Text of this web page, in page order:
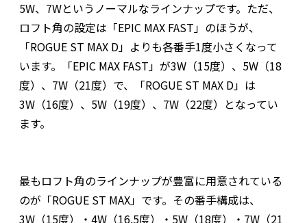
5W、7Wというノーマルなラインナップです。ただ、
ロフト角の設定は「EPIC MAX FAST」のほうが、
「ROGUE ST MAX D」よりも各番手1度小さくなって
います。「EPIC MAX FAST」が3W（15度）、5W（18
度）、7W（21度）で、「ROGUE ST MAX D」は
3W（16度）、5W（19度）、7W（22度）となってい
ます。
最もロフト角のラインナップが豊富に用意されている
のが「ROGUE ST MAX」です。その番手構成は、
3W（15度）・4W（16.5度）・5W（18度）・7W（21